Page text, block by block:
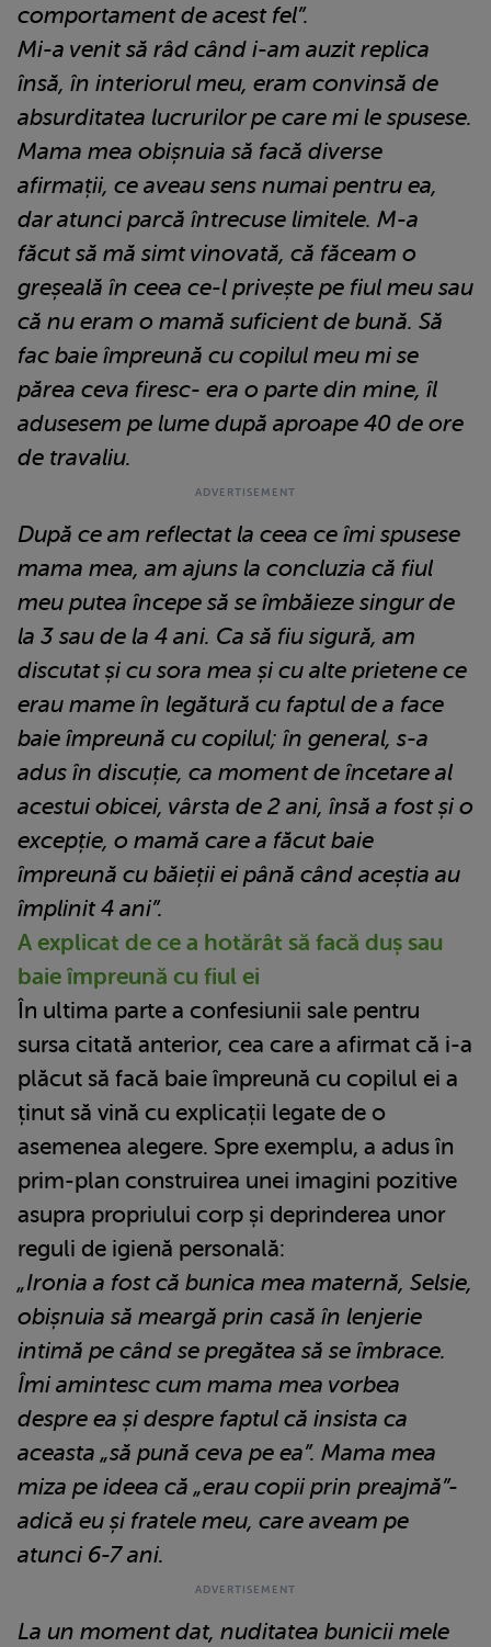
comportament de acest fel”.
Mi-a venit să râd când i-am auzit replica
însă, în interiorul meu, eram convinsă de
absurditatea lucrurilor pe care mi le spusese.
Mama mea obișnuia să facă diverse
afirmații, ce aveau sens numai pentru ea,
dar atunci parcă întrecuse limitele. M-a
făcut să mă simt vinovată, că făceam o
greșeală în ceea ce-l privește pe fiul meu sau
că nu eram o mamă suficient de bună. Să
fac baie împreună cu copilul meu mi se
părea ceva firesc- era o parte din mine, îl
adusesem pe lume după aproape 40 de ore
de travaliu.
După ce am reflectat la ceea ce îmi spusese
mama mea, am ajuns la concluzia că fiul
meu putea începe să se îmbăieze singur de
la 3 sau de la 4 ani. Ca să fiu sigură, am
discutat și cu sora mea și cu alte prietene ce
erau mame în legătură cu faptul de a face
baie împreună cu copilul; în general, s-a
adus în discuție, ca moment de încetare al
acestui obicei, vârsta de 2 ani, însă a fost și o
excepție, o mamă care a făcut baie
împreună cu băieții ei până când aceștia au
împlinit 4 ani”.
A explicat de ce a hotărât să facă duș sau
baie împreună cu fiul ei
În ultima parte a confesiunii sale pentru
sursa citată anterior, cea care a afirmat că i-a
plăcut să facă baie împreună cu copilul ei a
ținut să vină cu explicații legate de o
asemenea alegere. Spre exemplu, a adus în
prim-plan construirea unei imagini pozitive
asupra propriului corp și deprinderea unor
reguli de igienă personală:
„Ironia a fost că bunica mea maternă, Selsie,
obișnuia să meargă prin casă în lenjerie
intimă pe când se pregătea să se îmbrace.
Îmi amintesc cum mama mea vorbea
despre ea și despre faptul că insista ca
aceasta „să pună ceva pe ea”. Mama mea
miza pe ideea că „erau copii prin preajmă”-
adică eu și fratele meu, care aveam pe
atunci 6-7 ani.
La un moment dat, nuditatea bunicii mele